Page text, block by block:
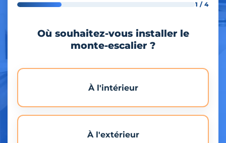
1 / 4
Où souhaitez-vous installer le
monte-escalier ?
À l'intérieur
À l'extérieur